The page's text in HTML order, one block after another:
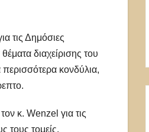
τις Δημόσιες
διαχείρισης του
περισσότερα κονδύλια,
κ. Wenzel για τις
τους τομείς.